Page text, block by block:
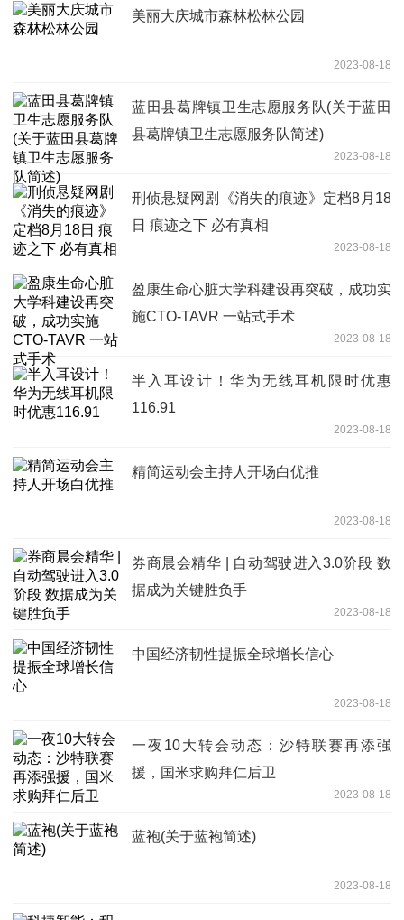
美丽大庆城市森林松林公园
2023-08-18
蓝田县葛牌镇卫生志愿服务队(关于蓝田
县葛牌镇卫生志愿服务队简述)
2023-08-18
刑侦悬疑网剧《消失的痕迹》定档8月18
日 痕迹之下 必有真相
2023-08-18
盈康生命心脏大学科建设再突破，成功实
施CTO-TAVR 一站式手术
2023-08-18
半入耳设计！华为无线耳机限时优惠
116.91
2023-08-18
精简运动会主持人开场白优推
2023-08-18
券商晨会精华 | 自动驾驶进入3.0阶段 数
据成为关键胜负手
2023-08-18
中国经济韧性提振全球增长信心
2023-08-18
一夜10大转会动态：沙特联赛再添强
援，国米求购拜仁后卫
2023-08-18
蓝袍(关于蓝袍简述)
2023-08-18